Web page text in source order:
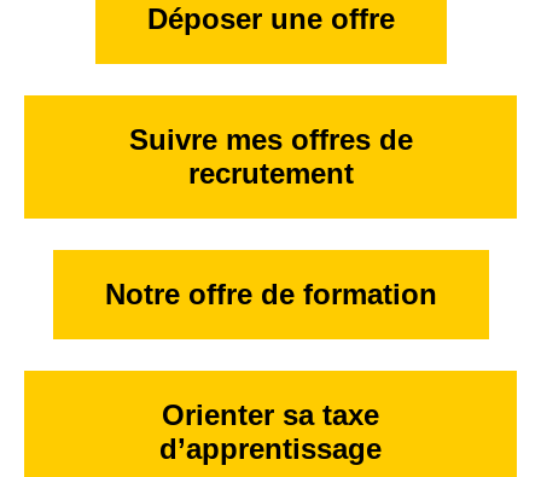
Déposer une offre
Suivre mes offres de
recrutement
Notre offre de formation
Orienter sa taxe
d’apprentissage